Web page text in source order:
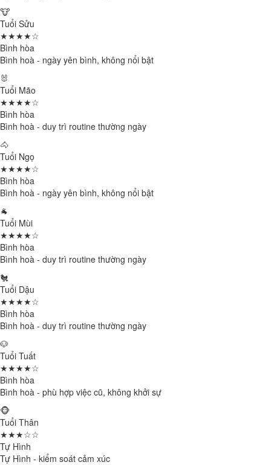
🐮
Tuổi Sửu
★★★★☆
Bình hòa
Bình hoà - ngày yên bình, không nổi bật
🐰
Tuổi Mão
★★★★☆
Bình hòa
Bình hoà - duy trì routine thường ngày
🐴
Tuổi Ngọ
★★★★☆
Bình hòa
Bình hoà - ngày yên bình, không nổi bật
🐐
Tuổi Mùi
★★★★☆
Bình hòa
Bình hoà - duy trì routine thường ngày
🐔
Tuổi Dậu
★★★★☆
Bình hòa
Bình hoà - duy trì routine thường ngày
🐶
Tuổi Tuất
★★★★☆
Bình hòa
Bình hoà - phù hợp việc cũ, không khởi sự
🐵
Tuổi Thân
★★★☆☆
Tự Hình
Tự Hình - kiểm soát cảm xúc